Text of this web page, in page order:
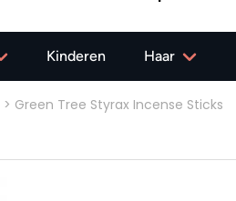
Kinderen Haar
> Green Tree Styrax Incense Sticks